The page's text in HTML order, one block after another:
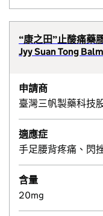
“康之田”止酸痛藥
Jyy Suan Tong
申請商
臺灣三帆製藥科技
適應症
手足腰背疼痛、閃
含量
20mg